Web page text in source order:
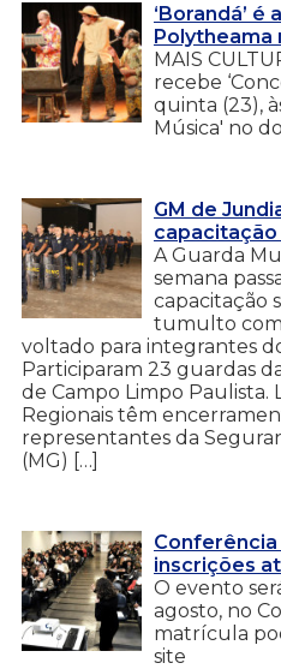
‘Borandá’
Polytheama
MAIS
recebe
quinta (23),
Música' no
GM de
capacitação
A Guarda
semana
capacitação
tumulto
voltado para integrantes
Participaram 23 guardas
de Campo Limpo Paulista.
Regionais têm
representantes da
(MG) […]
Conferência
inscrições
O evento
agosto, no
matrícula
site